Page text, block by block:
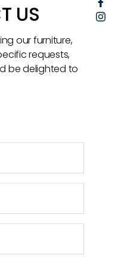
US
our furniture,
requests,
be delighted to